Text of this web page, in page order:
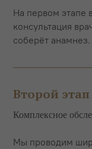
На первом этапе
консультация
соберёт анамнез.
Второй этап
Комплексное
Мы проводим